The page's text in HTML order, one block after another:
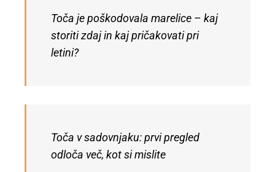
Toča je poškodovala marelice – kaj
storiti zdaj in kaj pričakovati pri
letini?
Toča v sadovnjaku: prvi pregled
odloča več, kot si mislite